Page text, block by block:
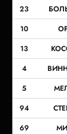
23
10
13
4
5
94
69